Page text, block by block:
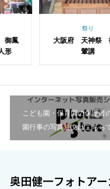
天神祭 御鳳
大阪
こども園・保育園の保護者
園行事の写真注文はこちら
奥田健一フォトア